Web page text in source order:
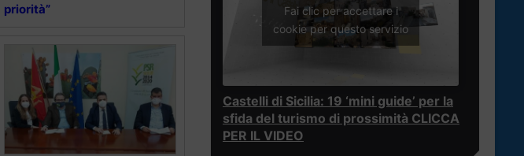
priorità”
Fai clic per accettare i
cookie per questo servizio
Castelli di Sicilia: 19 ‘mini guide’ per la
sfida del turismo di prossimità CLICCA
PER IL VIDEO